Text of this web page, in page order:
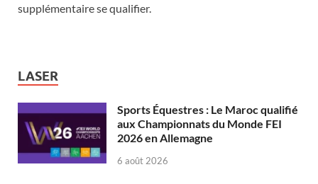
supplémentaire se qualifier.
LASER
Sports Équestres : Le Maroc qualifié
aux Championnats du Monde FEI
2026 en Allemagne
6 août 2026